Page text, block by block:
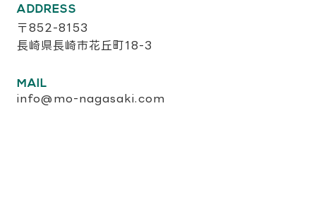
ADDRESS
〒852-8153
長崎県長崎市花丘町18-3
MAIL
info@mo-nagasaki.com